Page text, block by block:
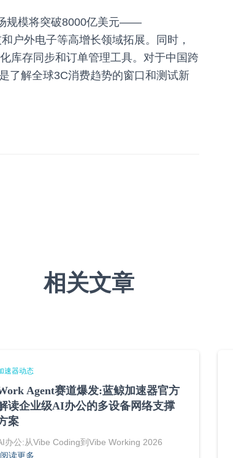
规模将突破8000亿美元——
户外电子等高增长领域拓展。同时，
库存同步和订单管理工具。对于中国跨
了解全球3C消费趋势的窗口和测试新
相关文章
速器动态
Agent赛道爆发:蓝鲸加速器官方
读企业级AI办公的多设备网络支撑
案
办公:从Vibe Coding到Vibe Working 2026
阅读更多